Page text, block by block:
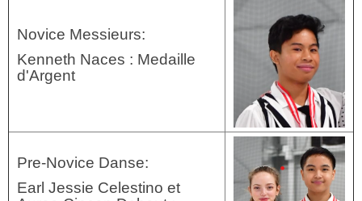
Novice Messieurs:
Kenneth Naces : Medaille
d'Argent
Pre-Novice Danse:
Earl Jessie Celestino et